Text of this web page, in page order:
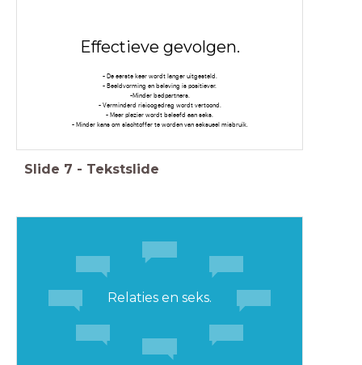
Effectieve gevolgen.
- De eerste keer wordt langer uitgesteld.
- Beeldvorming en beleving is positiever.
-Minder bedpartners.
- Verminderd risicogedrag wordt vertoond.
- Meer plezier wordt beleefd aan seks.
- Minder kans om slachtoffer te worden van seksueel misbruik.
Slide 7 - Tekstslide
Relaties en seks.